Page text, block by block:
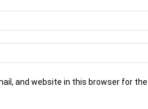
and website in this browser for